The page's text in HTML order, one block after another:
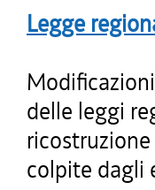
Legge
delle leggi
colpite dagli